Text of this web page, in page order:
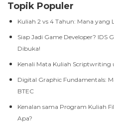
Topik Populer
Kuliah 2 vs 4 Tahun: Mana yang
Siap Jadi Game Developer? IDS
Dibuka!
Kenali Mata Kuliah Scriptwriting
Digital Graphic Fundamentals:
BTEC
Kenalan sama Program Kuliah
Apa?